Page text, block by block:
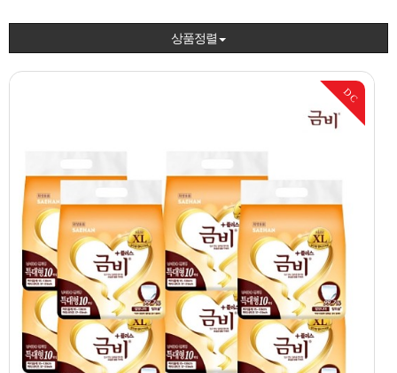
상품정렬
DC